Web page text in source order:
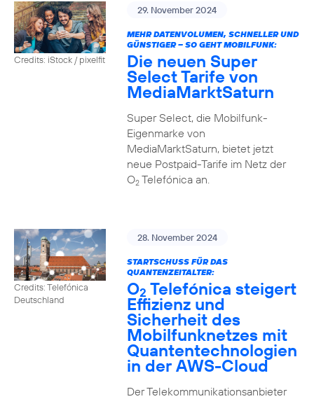
Credits: iStock / pixelfit
29. November 2024
MEHR DATENVOLUMEN, SCHNELLER UND
GÜNSTIGER – SO GEHT MOBILFUNK:
Die neuen Super
Select Tarife von
MediaMarktSaturn
Super Select, die Mobilfunk-
Eigenmarke von
MediaMarktSaturn, bietet jetzt
neue Postpaid-Tarife im Netz der
O2Telefónica an.
Credits: Telefónica
Deutschland
28. November 2024
STARTSCHUSS FÜR DAS
QUANTENZEITALTER:
O2 Telefónica steigert
Effizienz und
Sicherheit des
Mobilfunknetzes mit
Quantentechnologien
in der AWS-Cloud
Der Telekommunikationsanbieter